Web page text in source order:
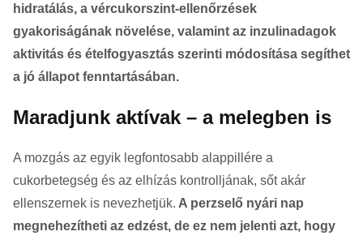
hidratálás, a vércukorszint-ellenőrzések
gyakoriságának növelése, valamint az inzulinadagok
aktivitás és ételfogyasztás szerinti módosítása segíthet
a jó állapot fenntartásában.
Maradjunk aktívak – a melegben is
A mozgás az egyik legfontosabb alappillére a
cukorbetegség és az elhízás kontrolljának, sőt akár
ellenszernek is nevezhetjük. A perzselő nyári nap
megnehezítheti az edzést, de ez nem jelenti azt, hogy